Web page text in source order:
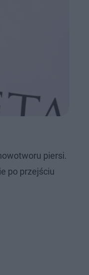
piersi.
po przejściu